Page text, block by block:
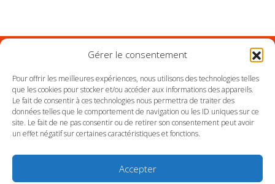
Gérer le consentement
Pour offrir les meilleures expériences, nous utilisons des technologies telles
que les cookies pour stocker et/ou accéder aux informations des appareils.
Le fait de consentir à ces technologies nous permettra de traiter des
données telles que le comportement de navigation ou les ID uniques sur ce
site. Le fait de ne pas consentir ou de retirer son consentement peut avoir
un effet négatif sur certaines caractéristiques et fonctions.
Accepter
Suivez le conservatoire du Pays Basque sur les
réseaux